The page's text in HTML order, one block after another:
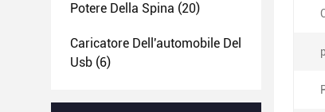
Potere Della Spina (20)
Caricatore Dell'automobile Del
Usb (6)